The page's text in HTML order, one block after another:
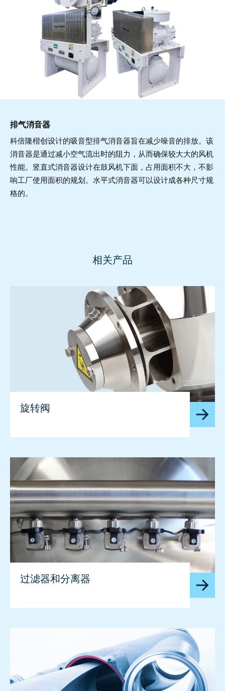
排气消音器
科倍隆楷创设计的吸音型排气消音器旨在减少噪音的排放。该
消音器是通过减小空气流出时的阻力，从而确保较大大的风机
性能。竖直式消音器设计在鼓风机下面，占用面积不大，不影
响工厂使用面积的规划。水平式消音器可以设计成各种尺寸规
格的。
相关产品
旋转阀
过滤器和分离器